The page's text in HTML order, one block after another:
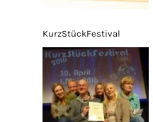
KurzStückFestival